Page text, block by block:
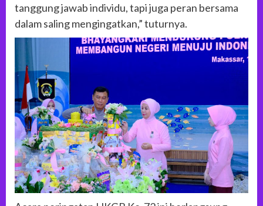
tanggung jawab individu, tapi juga peran bersama
dalam saling mengingatkan,” tuturnya.